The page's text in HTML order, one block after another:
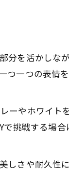
分を活かしな
つ一つの表情
ーやホワイト
挑戦する場合
しさや耐久性